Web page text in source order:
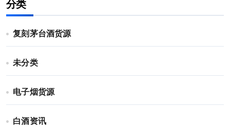
分类
复刻茅台酒货源
未分类
电子烟货源
白酒资讯